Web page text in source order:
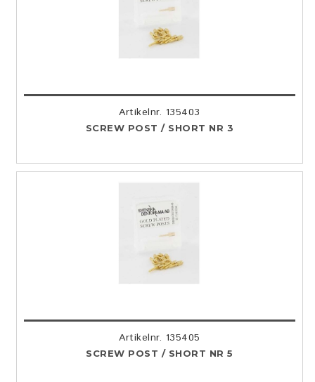
Artikelnr. 135403
SCREW POST / SHORT NR 3
Artikelnr. 135405
SCREW POST / SHORT NR 5